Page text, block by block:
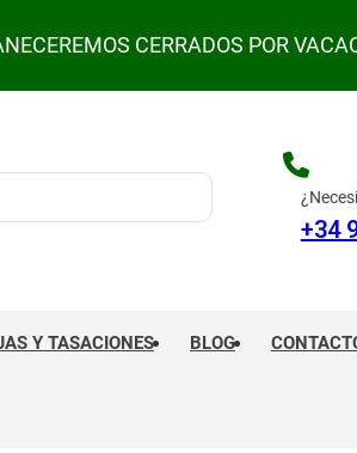
CERRADOS POR
+34
Y TASACIONES BLOG